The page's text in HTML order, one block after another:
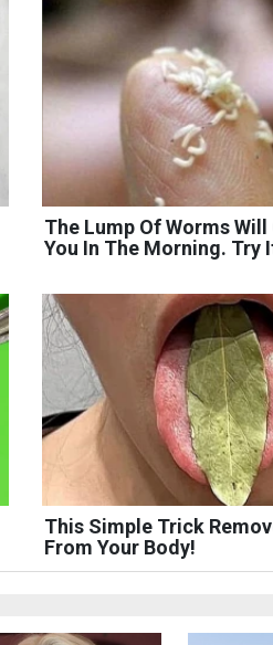
The Lump Of Worms
You In The Morning. Try
This Simple Trick
From Your Body!